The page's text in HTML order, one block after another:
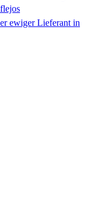
ewiger Lieferant in